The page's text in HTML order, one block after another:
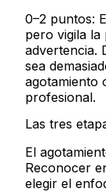
0–2 puntos:
pero vigila la
advertencia.
sea
agotamiento
profesional.
Las tres
El
Reconocer
elegir el